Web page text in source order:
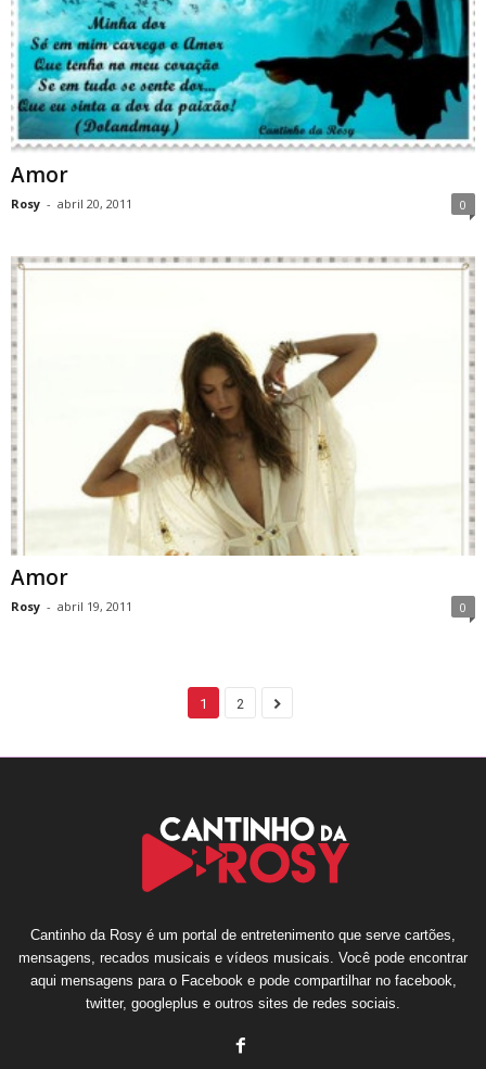
Amor
Rosy - abril 20, 2011 0
Amor
Rosy - abril 19, 2011 0
1 2
Cantinho da Rosy é um portal de entretenimento que serve cartões,
mensagens, recados musicais e vídeos musicais. Você pode encontrar
aqui mensagens para o Facebook e pode compartilhar no facebook,
twitter, googleplus e outros sites de redes sociais.